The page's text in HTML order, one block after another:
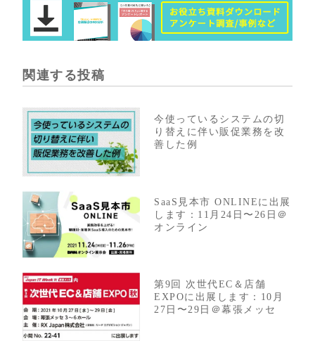
関連する投稿
今使っているシステムの切
り替えに伴い販促業務を改
善した例
SaaS見本市 ONLINEに出展
します：11月24日〜26日＠
オンライン
第9回 次世代EC＆店舗
EXPOに出展します：10月
27日〜29日＠幕張メッセ